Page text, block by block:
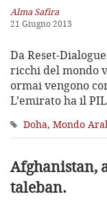
Alma Safira
21 Giugno 2013
Da Reset-
ricchi del mondo
ormai vengono
L’emirato ha il
Doha, Mondo
Afghanistan,
taleban.